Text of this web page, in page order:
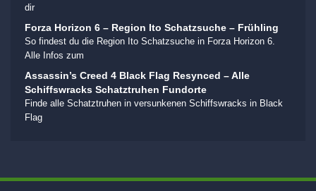
dir
Forza Horizon 6 – Region Ito Schatzsuche – Frühling
So findest du die Region Ito Schatzsuche in Forza Horizon 6.
Alle Infos zum
Assassin’s Creed 4 Black Flag Resynced – Alle
Schiffswracks Schatztruhen Fundorte
Finde alle Schatztruhen in versunkenen Schiffswracks in Black
Flag